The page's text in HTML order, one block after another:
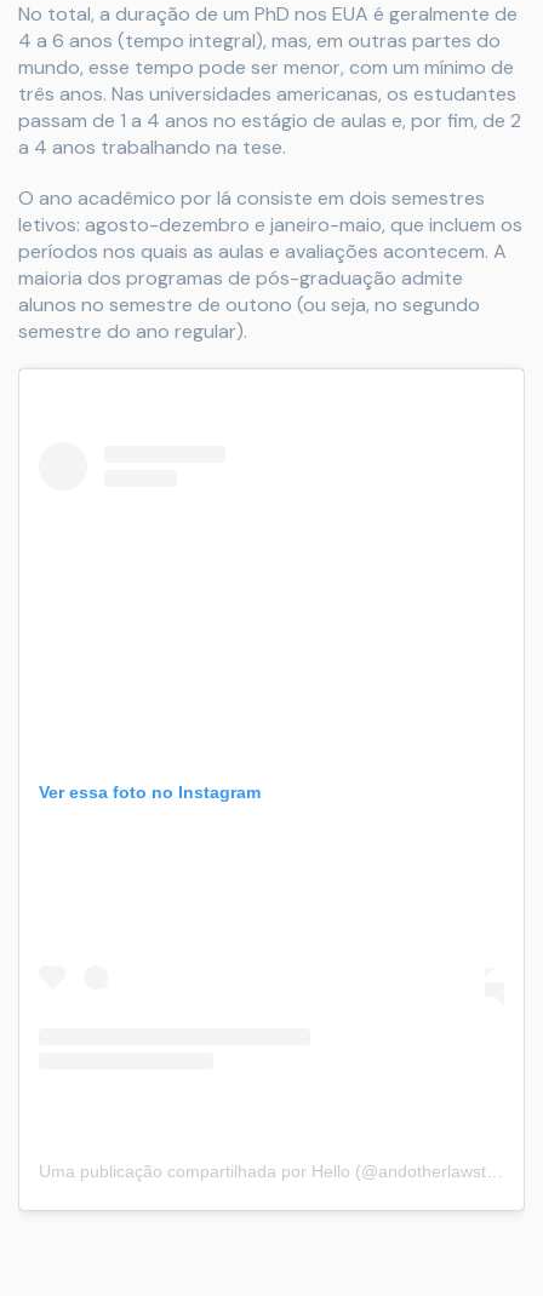
No total, a duração de um PhD nos EUA é geralmente de
4 a 6 anos (tempo integral), mas, em outras partes do
mundo, esse tempo pode ser menor, com um mínimo de
três anos. Nas universidades americanas, os estudantes
passam de 1 a 4 anos no estágio de aulas e, por fim, de 2
a 4 anos trabalhando na tese.
O ano acadêmico por lá consiste em dois semestres
letivos: agosto-dezembro e janeiro-maio, que incluem os
períodos nos quais as aulas e avaliações acontecem. A
maioria dos programas de pós-graduação admite
alunos no semestre de outono (ou seja, no segundo
semestre do ano regular).
Ver essa foto no Instagram